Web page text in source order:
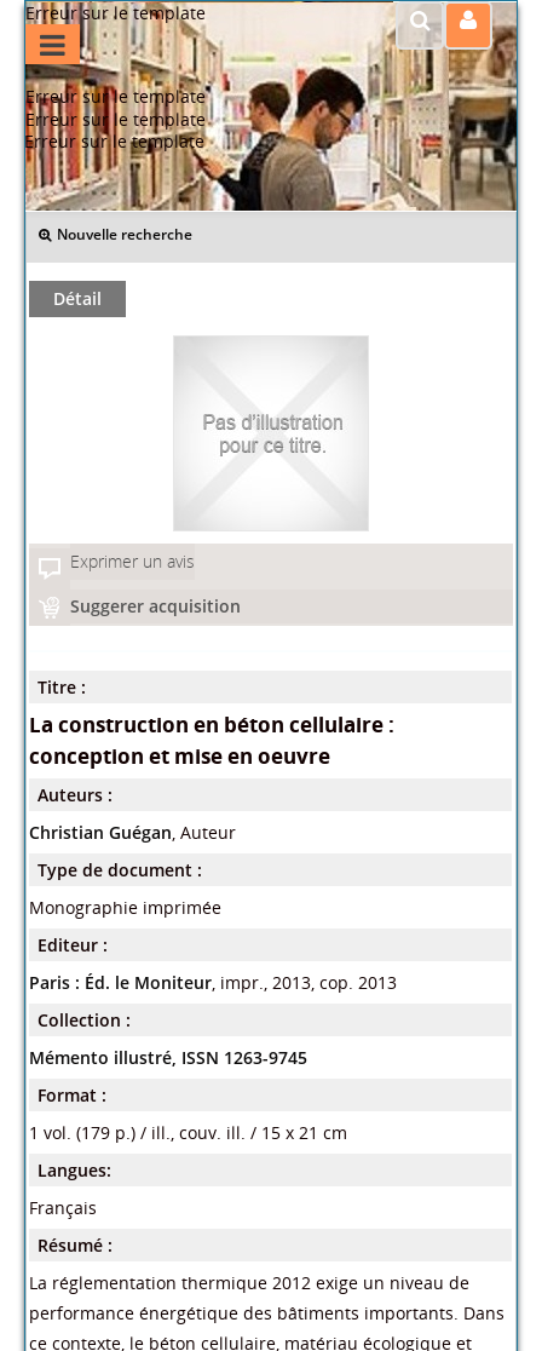
Erreur sur le template
Erreur sur le template
Erreur sur le template
Erreur sur le template
>> Retour
Nouvelle recherche
Détail
Exprimer un avis
Suggerer acquisition
Titre :
La construction en béton cellulaire :
conception et mise en oeuvre
Auteurs :
Christian Guégan, Auteur
Type de document :
Monographie imprimée
Editeur :
Paris : Éd. le Moniteur, impr., 2013, cop. 2013
Collection :
Mémento illustré, ISSN 1263-9745
Format :
1 vol. (179 p.) / ill., couv. ill. / 15 x 21 cm
Langues:
Français
Résumé :
La réglementation thermique 2012 exige un niveau de
performance énergétique des bâtiments importants. Dans
ce contexte, le béton cellulaire, matériau écologique et